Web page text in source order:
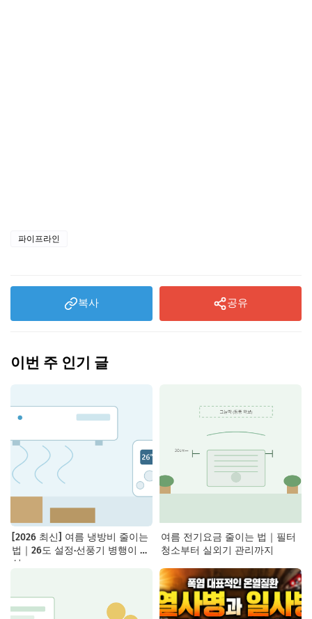
파이프라인
복사 공유
이번 주 인기 글
[2026 최신] 여름 냉방비 줄이는
법｜26도 설정·선풍기 병행이 핵
심
여름 전기요금 줄이는 법｜필터
청소부터 실외기 관리까지